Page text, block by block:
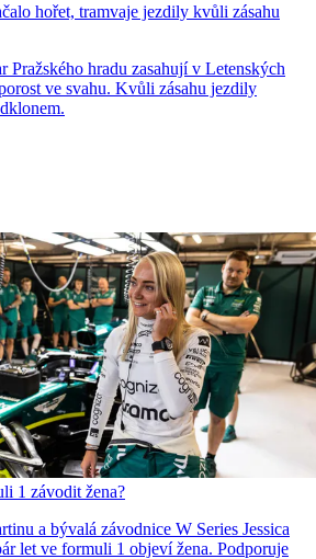
hořet, tramvaje jezdily kvůli zásahu
Pražského hradu zasahují v Letenských
ve svahu. Kvůli zásahu jezdily
1 závodit žena?
a bývalá závodnice W Series Jessica
let ve formuli 1 objeví žena. Podporuje